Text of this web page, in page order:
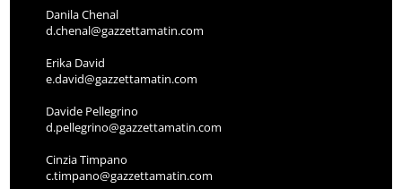
Danila Chenal
d.chenal@gazzettamatin.com
Erika David
e.david@gazzettamatin.com
Davide Pellegrino
d.pellegrino@gazzettamatin.com
Cinzia Timpano
c.timpano@gazzettamatin.com